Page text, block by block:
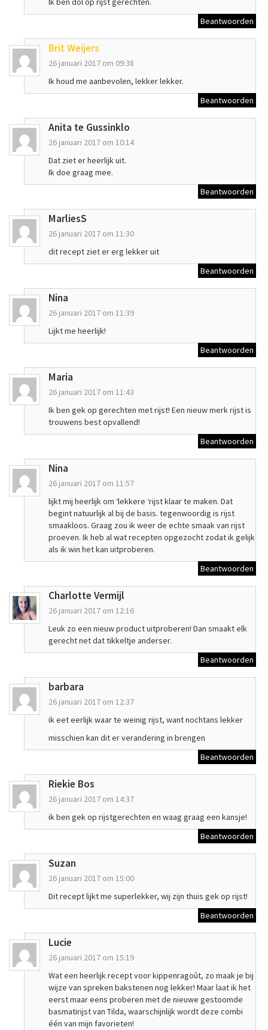
Beantwoorden
Brit Weijers
26 januari 2017 om 09:38
Ik houd me aanbevolen, lekker lekker.
Beantwoorden
Anita te Gussinklo
26 januari 2017 om 10:14
Dat ziet er heerlijk uit.
Ik doe graag mee.
Beantwoorden
MarliesS
26 januari 2017 om 11:30
dit recept ziet er erg lekker uit
Beantwoorden
Nina
26 januari 2017 om 11:39
Lijkt me heerlijk!
Beantwoorden
Maria
26 januari 2017 om 11:43
Ik ben gek op gerechten met rijst! Een nieuw merk rijst is
trouwens best opvallend!
Beantwoorden
Nina
26 januari 2017 om 11:57
lijkt mij heerlijk om ‘lekkere ‘rijst klaar te maken. Dat
begint natuurlijk al bij de basis. tegenwoordig is rijst
smaakloos. Graag zou ik weer de echte smaak van rijst
proeven. Ik heb al wat recepten opgezocht zodat ik gelijk
als ik win het kan uitproberen.
Beantwoorden
Charlotte Vermijl
26 januari 2017 om 12:16
Leuk zo een nieuw product uitproberen! Dan smaakt elk
gerecht net dat tikkeltje anderser.
Beantwoorden
barbara
26 januari 2017 om 12:37
ik eet eerlijk waar te weinig rijst, want nochtans lekker
misschien kan dit er verandering in brengen
Beantwoorden
Riekie Bos
26 januari 2017 om 14:37
ik ben gek op rijstgerechten en waag graag een kansje!
Beantwoorden
Suzan
26 januari 2017 om 15:00
Dit recept lijkt me superlekker, wij zijn thuis gek op rijst!
Beantwoorden
Lucie
26 januari 2017 om 15:19
Wat een heerlijk recept voor kippenragoût, zo maak je bij
wijze van spreken bakstenen nog lekker! Maar laat ik het
eerst maar eens proberen met de nieuwe gestoomde
basmatirijst van Tilda, waarschijnlijk wordt deze combi
één van mijn favorieten!